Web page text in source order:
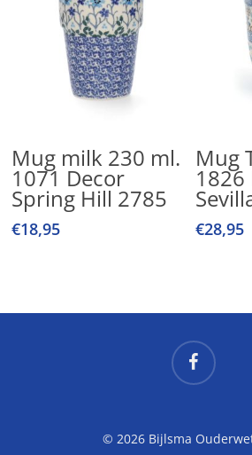
Winkelwagen
Mug milk 230 ml.
1071 Decor
Spring Hill 2785
€18,95
Mug
1826
€28,95
facebook
© 2026 Bijlsma